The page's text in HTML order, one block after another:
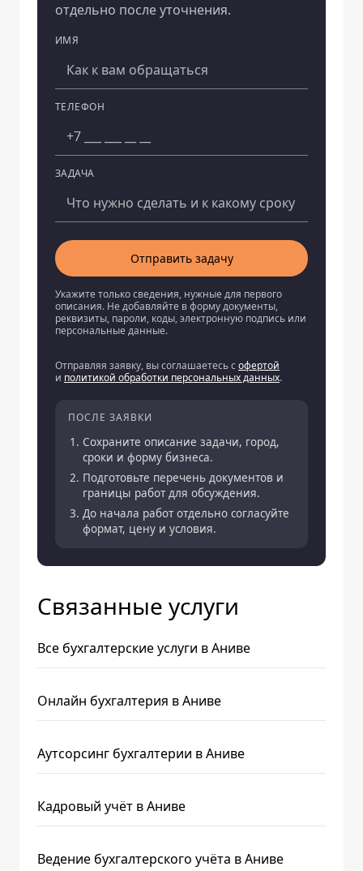
отдельно после уточнения.
ИМЯ
ТЕЛЕФОН
ЗАДАЧА
Компания
Отправить задачу
Укажите только сведения, нужные для первого
описания. Не добавляйте в форму документы,
реквизиты, пароли, коды, электронную подпись или
персональные данные.
Отправляя заявку, вы соглашаетесь софертой
и политикой обработки персональных данных.
ПОСЛЕ ЗАЯВКИ
Сохраните описание задачи, город,
сроки и форму бизнеса.
Подготовьте перечень документов и
границы работ для обсуждения.
До начала работ отдельно согласуйте
формат, цену и условия.
Связанные услуги
Все бухгалтерские услуги в Аниве
Онлайн бухгалтерия в Аниве
Аутсорсинг бухгалтерии в Аниве
Кадровый учёт в Аниве
Ведение бухгалтерского учёта в Аниве